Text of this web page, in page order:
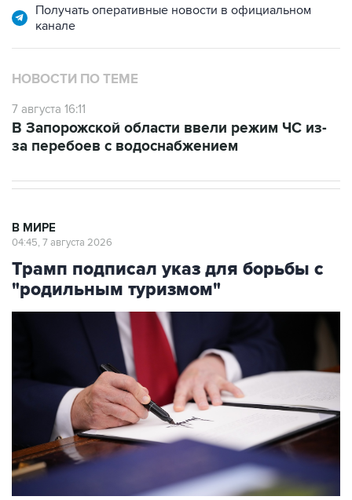
Получать оперативные новости в официальном
канале
НОВОСТИ ПО ТЕМЕ
7 августа 16:11
В Запорожской области ввели режим ЧС из-
за перебоев с водоснабжением
В МИРЕ
04:45, 7 августа 2026
Трамп подписал указ для борьбы с
"родильным туризмом"